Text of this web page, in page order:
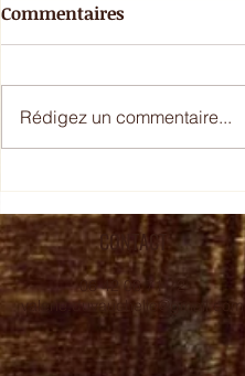
Moussaka et boulettes
Commentaires
Rédigez un commentaire...
CONTACT
06 42 06 71 72
valerie.duvauchelle@gmail.com